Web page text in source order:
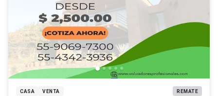
CASA VENTA REMATE